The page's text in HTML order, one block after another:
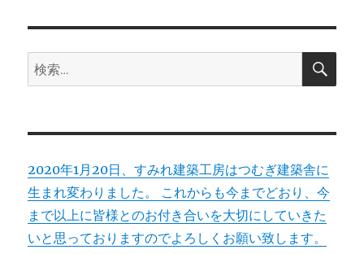
ン
検
索:
検
2020年1月20日、すみれ建築工房はつむぎ建築舎に
生まれ変わりました。 これからも今までどおり、今
まで以上に皆様とのお付き合いを大切にしていきた
いと思っておりますのでよろしくお願い致します。